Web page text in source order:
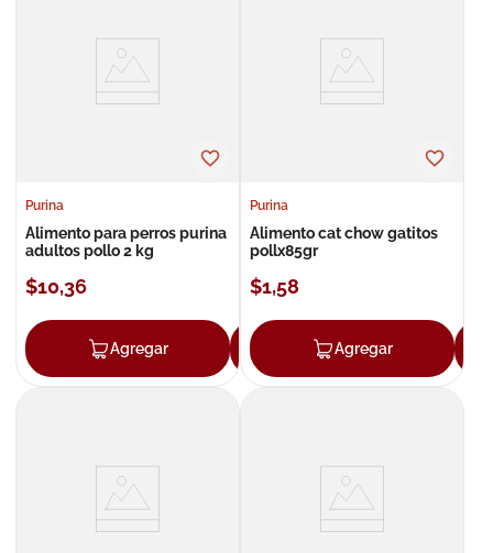
Purina
Alimento para perros purina
adultos pollo 2 kg
$10,36
Agregar Agregar
Purina
Alimento cat chow gatitos
pollx85gr
$1,58
Agregar